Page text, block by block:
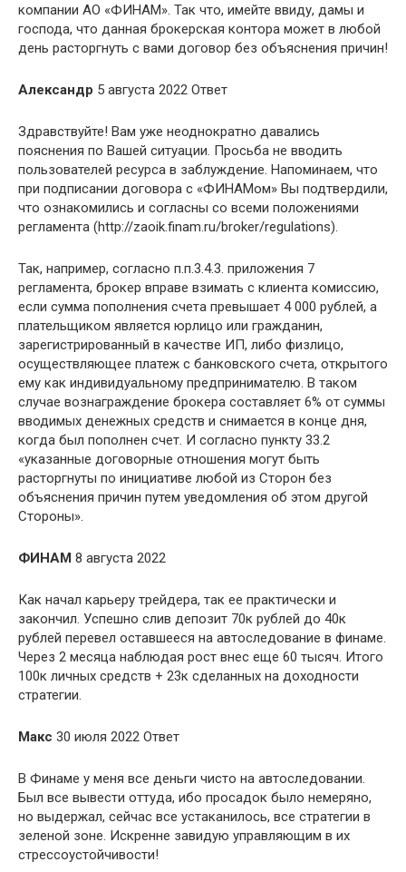
компании АО «ФИНАМ». Так что, имейте ввиду, дамы и
господа, что данная брокерская контора может в любой
день расторгнуть с вами договор без объяснения причин!
Александр 5 августа 2022 Ответ
Здравствуйте! Вам уже неоднократно давались
пояснения по Вашей ситуации. Просьба не вводить
пользователей ресурса в заблуждение. Напоминаем, что
при подписании договора с «ФИНАМом» Вы подтвердили,
что ознакомились и согласны со всеми положениями
регламента (http://zaoik.finam.ru/broker/regulations).
Так, например, согласно п.п.3.4.3. приложения 7
регламента, брокер вправе взимать с клиента комиссию,
если сумма пополнения счета превышает 4 000 рублей, а
плательщиком является юрлицо или гражданин,
зарегистрированный в качестве ИП, либо физлицо,
осуществляющее платеж с банковского счета, открытого
ему как индивидуальному предпринимателю. В таком
случае вознаграждение брокера составляет 6% от суммы
вводимых денежных средств и снимается в конце дня,
когда был пополнен счет. И согласно пункту 33.2
«указанные договорные отношения могут быть
расторгнуты по инициативе любой из Сторон без
объяснения причин путем уведомления об этом другой
Стороны».
ФИНАМ 8 августа 2022
Как начал карьеру трейдера, так ее практически и
закончил. Успешно слив депозит 70к рублей до 40к
рублей перевел оставшееся на автоследование в финаме.
Через 2 месяца наблюдая рост внес еще 60 тысяч. Итого
100к личных средств + 23к сделанных на доходности
стратегии.
Макс 30 июля 2022 Ответ
В Финаме у меня все деньги чисто на автоследовании.
Был все вывести оттуда, ибо просадок было немеряно,
но выдержал, сейчас все устаканилось, все стратегии в
зеленой зоне. Искренне завидую управляющим в их
стрессоустойчивости!